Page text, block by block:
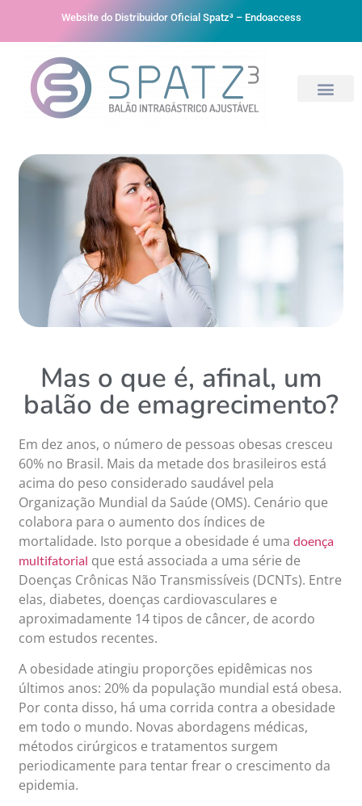
Website do Distribuidor Oficial Spatz³ – Endoaccess
Mas o que é, afinal, um
balão de emagrecimento?
Em dez anos, o número de pessoas obesas cresceu
60% no Brasil. Mais da metade dos brasileiros está
acima do peso considerado saudável pela
Organização Mundial da Saúde (OMS). Cenário que
colabora para o aumento dos índices de
mortalidade. Isto porque a obesidade é umadoença
multifatorial que está associada a uma série de
Doenças Crônicas Não Transmissíveis (DCNTs). Entre
elas, diabetes, doenças cardiovasculares e
aproximadamente 14 tipos de câncer, de acordo
com estudos recentes.
A obesidade atingiu proporções epidêmicas nos
últimos anos: 20% da população mundial está obesa.
Por conta disso, há uma corrida contra a obesidade
em todo o mundo. Novas abordagens médicas,
métodos cirúrgicos e tratamentos surgem
periodicamente para tentar frear o crescimento da
epidemia.